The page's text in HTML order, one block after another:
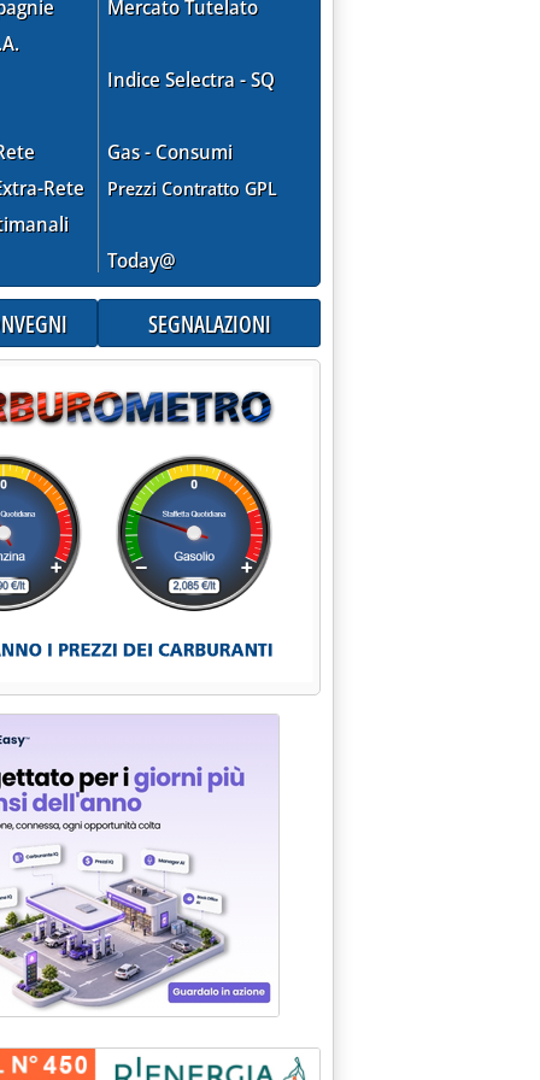
Rete
Mercato Tutelato
Indice Selectra - SQ
Gas - Consumi
Prezzi Contratto GPL
Today@
SEGNALAZIONI